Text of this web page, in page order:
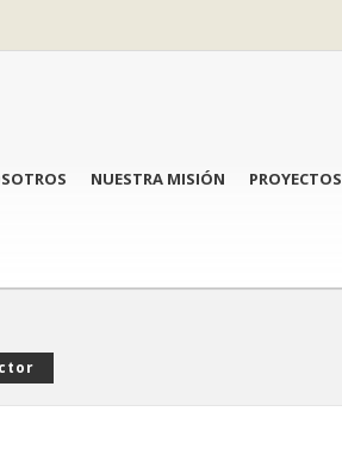
NUESTRA MISIÓN PROYECTOS